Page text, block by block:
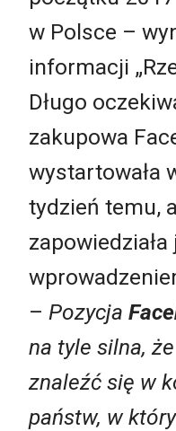
w Polsce –
informacji
Długo
zakupowa
wystartowała
tydzień temu,
– Pozycja
na tyle silna,
znaleźć się w
państw, w